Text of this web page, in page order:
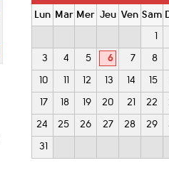
Lun Mar Mer Jeu Ven Sam
1
3 4 5 6 7 8
10 11 12 13 14 15
17 18 19 20 21 22
24 25 26 27 28 29
31